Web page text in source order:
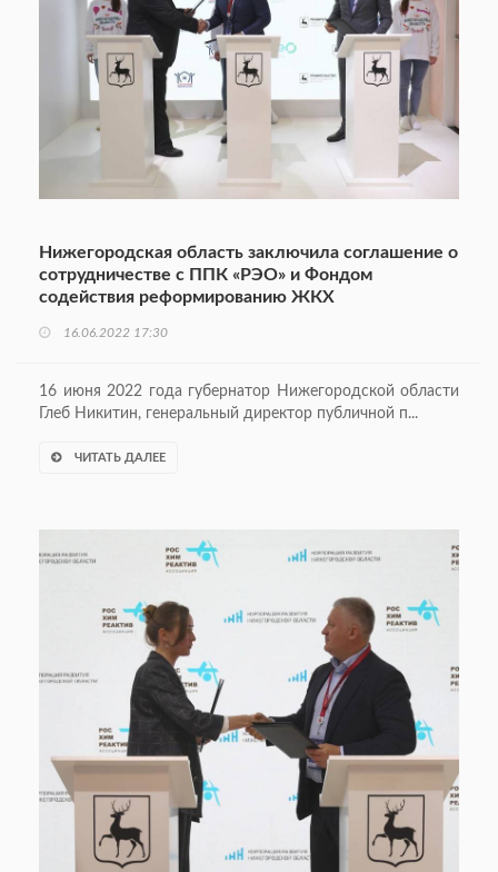
Нижегородская область заключила соглашение о
сотрудничестве с ППК «РЭО» и Фондом
содействия реформированию ЖКХ
16.06.2022 17:30
16 июня 2022 года губернатор Нижегородской области
Глеб Никитин, генеральный директор публичной п...
ЧИТАТЬ ДАЛЕЕ